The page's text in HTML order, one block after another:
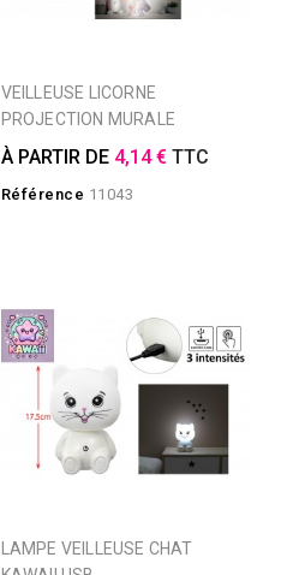
VEILLEUSE LICORNE
PROJECTION MURALE
À PARTIR DE 4,14 € TTC
Référence 11043
LAMPE VEILLEUSE CHAT